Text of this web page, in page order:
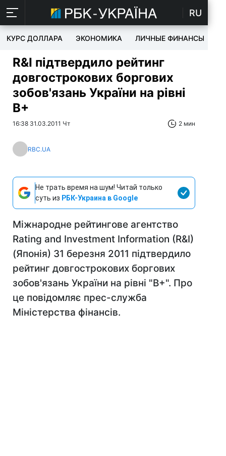
RU
КУРС ДОЛЛАРА ЭКОНОМИКА ЛИЧНЫЕ ФИНАНСЫ
R&I підтвердило рейтинг
довгострокових боргових
зобов'язань України на рівні
В+
16:38 31.03.2011 Чт 2 мин
RBC.UA
Не трать время на шум! Читай только
суть из РБК-Украина в Google
Міжнародне рейтингове агентство
Rating and Investment Information (R&I)
(Японія) 31 березня 2011 підтвердило
рейтинг довгострокових боргових
зобов'язань України на рівні "В+". Про
це повідомляє прес-служба
Міністерства фінансів.